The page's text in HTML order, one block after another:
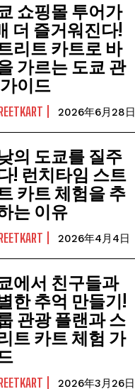
쇼핑몰 투어가
더 즐거워진다!
리트 카트로 바
가르는 도쿄 관
이드
2026年6月28日
의 도쿄를 질주
! 런치타임 스트
카트 체험을 추
는 이유
2026年4月4日
에서 친구들과
한 추억 만들기!
관광 플랜과 스
트 카트 체험 가
2026年3月26日